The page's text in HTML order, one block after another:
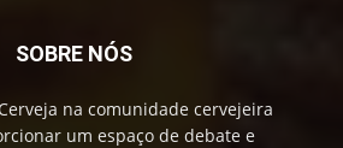
SOBRE NÓS
na comunidade cervejeira
um espaço de debate e